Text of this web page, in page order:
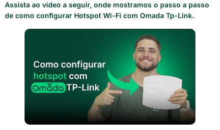
Assista ao vídeo a seguir, onde mostramos o passo a passo
de como configurar Hotspot Wi-Fi com Omada Tp-Link.